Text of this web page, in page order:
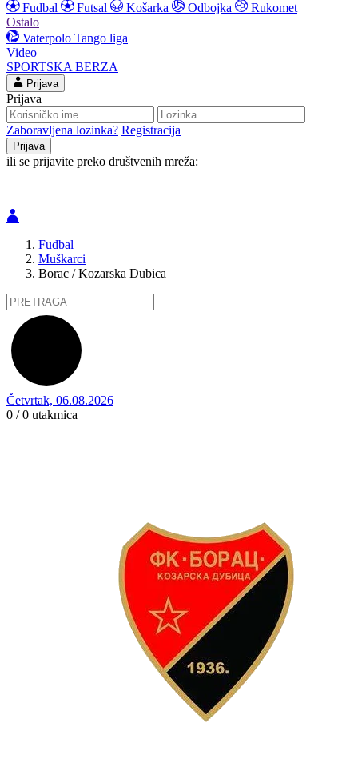
Fudbal
Futsal Košarka Odbojka
Rukomet
Ostalo
Vaterpolo Tango liga
Video
SPORTSKA BERZA
Prijava
Prijava
Zaboravljena lozinka? Registracija
ili se prijavite preko društvenih mreža:
Fudbal
Muškarci
Borac / Kozarska Dubica
Četvrtak, 06.08.2026
0 / 0 utakmica